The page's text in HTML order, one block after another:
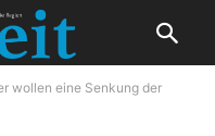
wollen eine Senkung der